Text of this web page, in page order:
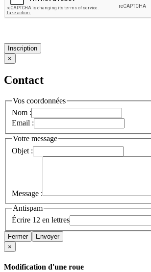
Inscription
×
Contact
Vos coordonnées
Nom :
Email :
Votre message
Objet :
Message :
Antispam
Écrire 12 en lettres
Fermer
Envoyer
×
Modification d'une roue